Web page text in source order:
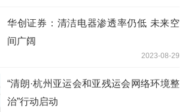
华创证券：清洁电器渗透率仍低 未来空
间广阔
2023-08-29
“清朗·杭州亚运会和亚残运会网络环境整
治”行动启动